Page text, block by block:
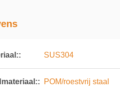
SUS304
POM/roestvrij staal